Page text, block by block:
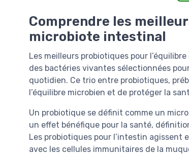
Comprendre les
microbiote intestinal
Les meilleurs probiotiques pour
des bactéries vivantes sélectionnées
quotidien. Ce trio entre probiotiques,
l’équilibre microbien et de protéger la
Un probiotique se définit comme un
un effet bénéfique pour la santé,
Les probiotiques pour l’intestin
avec les cellules immunitaires de la